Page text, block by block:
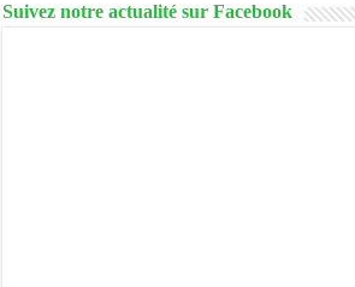
Suivez notre actualité sur Facebook